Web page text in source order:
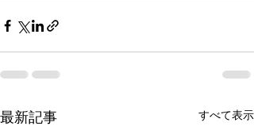
最新記事 すべて表示